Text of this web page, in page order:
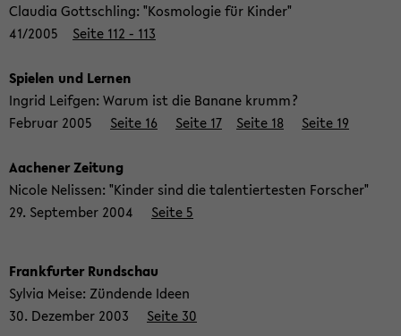
Clau­dia Gott­schling: "Kos­mo­lo­gie für Kin­der"
41/2005 Seite 112 - 113
Spie­len und Ler­nen
In­grid Leif­gen: Warum ist die Ba­na­ne krumm?
Fe­bru­ar 2005 Seite 16 Seite 17 Seite 18 Seite 19
Aa­che­ner Zei­tung
Ni­co­le Ne­lis­sen: "Kin­der sind die ta­len­tier­tes­ten For­scher"
29. Sep­tem­ber 2004 Seite 5
Frank­fur­ter Rund­schau
Syl­via Meise: Zün­den­de Ideen
30. De­zem­ber 2003 Seite 30